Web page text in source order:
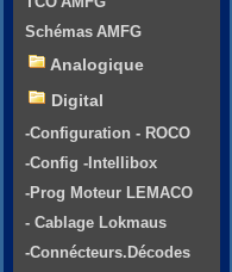
Schémas AMFG
Analogique
Digital
-Configuration - ROCO
-Config -Intellibox
-Prog Moteur LEMACO
- Cablage Lokmaus
-Connécteurs.Décodes